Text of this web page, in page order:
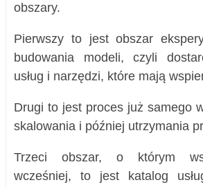
obszary.
Pierwszy to jest obszar
budowania modeli, czyli
usług i narzędzi, które mają
Drugi to jest proces już samego
skalowania i później utrzymania
Trzeci obszar, o którym
wcześniej, to jest katalog